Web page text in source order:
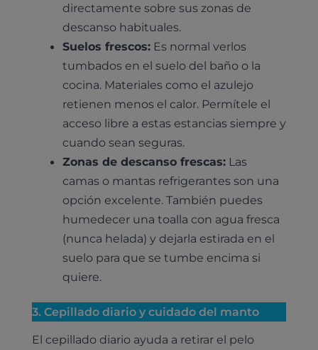
directamente sobre sus zonas de
descanso habituales.
Suelos frescos: Es normal verlos
tumbados en el suelo del baño o la
cocina. Materiales como el azulejo
retienen menos el calor. Permítele el
acceso libre a estas estancias siempre y
cuando sean seguras.
Zonas de descanso frescas: Las
camas o mantas refrigerantes son una
opción excelente. También puedes
humedecer una toalla con agua fresca
(nunca helada) y dejarla estirada en el
suelo para que se tumbe encima si
quiere.
3. Cepillado diario y cuidado del manto
El cepillado diario ayuda a retirar el pelo